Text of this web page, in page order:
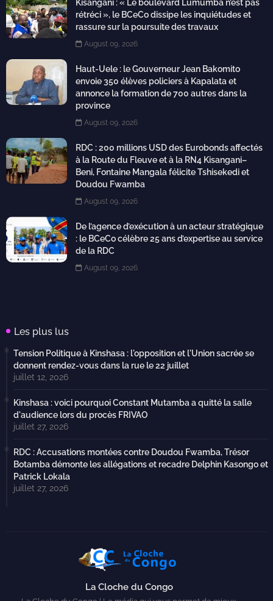
Kisangani : « Le boulevard Lumumba n’est pas
rétréci », le BCeCo dissipe les inquiétudes et
rassure sur la poursuite des travaux
August 09, 2026
Haut-Uele : le Gouverneur Jean Bakomito
envoie 350 élèves policiers à Kapalata et
annonce la formation de 700 autres dans la
province
August 09, 2026
RDC : 200 millions USD des Eurobonds affectés
à la Route du Fleuve et à la RN4 Kisangani–
Beni, Fontaine Mangala félicite Tshisekedi et
Doudou Fwamba
August 09, 2026
De l’agence d’exécution à un acteur stratégique
: le BCeCo célèbre 25 ans d’expertise au service
de la RDC
August 09, 2026
Les plus lus
Tension Politique à Kinshasa : l'opposition et l'Union sacrée se
donnent rendez-vous dans la rue le 22 juillet
juillet 12, 2026
Kinshasa : voici pourquoi Constant Mutamba a quitté la salle
d'audience lors du procès FRIVAO
juillet 27, 2026
RDC : Accusations montées contre Doudou Fwamba, Trésor
Botamba démonte les allégations et recadre Delphin Kasongo et
Patrick Lokala
juillet 27, 2026
La Cloche du Congo